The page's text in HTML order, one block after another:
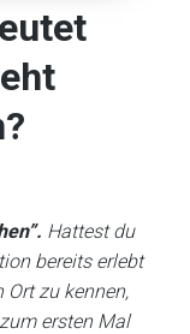
Hattest du
bereits erlebt
Ort zu kennen,
ersten Mal